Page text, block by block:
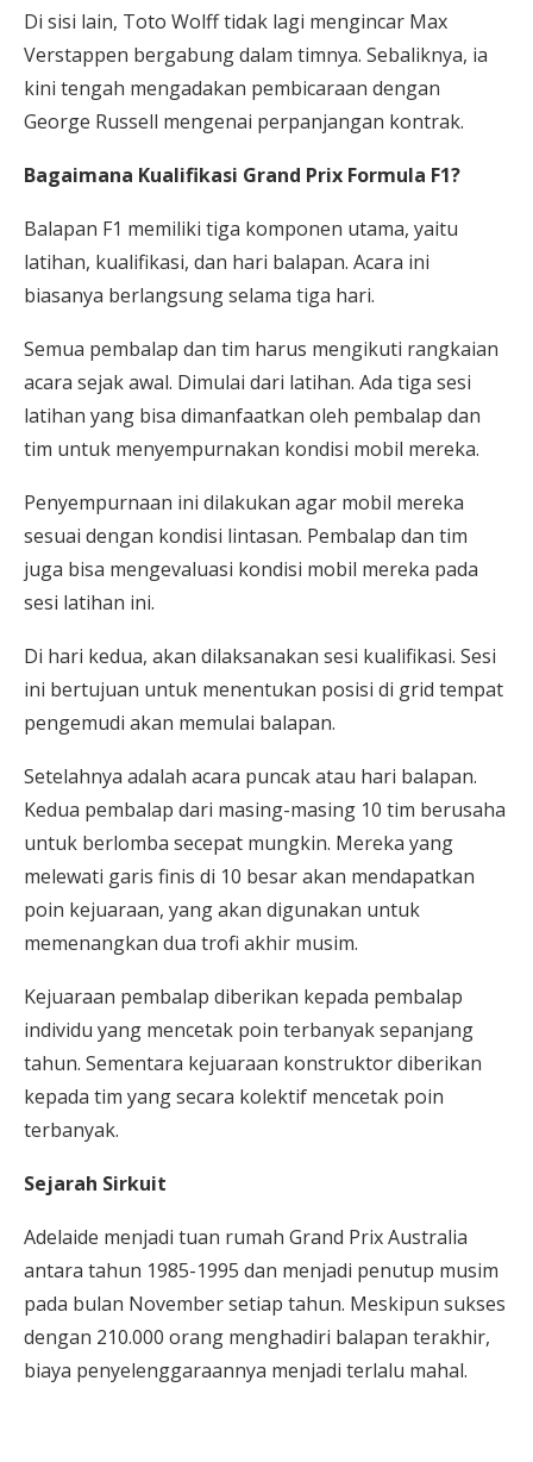
Di sisi lain, Toto Wolff tidak lagi mengincar Max
Verstappen bergabung dalam timnya. Sebaliknya, ia
kini tengah mengadakan pembicaraan dengan
George Russell mengenai perpanjangan kontrak.
Bagaimana Kualifikasi Grand Prix Formula F1?
Balapan F1 memiliki tiga komponen utama, yaitu
latihan, kualifikasi, dan hari balapan. Acara ini
biasanya berlangsung selama tiga hari.
Semua pembalap dan tim harus mengikuti rangkaian
acara sejak awal. Dimulai dari latihan. Ada tiga sesi
latihan yang bisa dimanfaatkan oleh pembalap dan
tim untuk menyempurnakan kondisi mobil mereka.
Penyempurnaan ini dilakukan agar mobil mereka
sesuai dengan kondisi lintasan. Pembalap dan tim
juga bisa mengevaluasi kondisi mobil mereka pada
sesi latihan ini.
Di hari kedua, akan dilaksanakan sesi kualifikasi. Sesi
ini bertujuan untuk menentukan posisi di grid tempat
pengemudi akan memulai balapan.
Setelahnya adalah acara puncak atau hari balapan.
Kedua pembalap dari masing-masing 10 tim berusaha
untuk berlomba secepat mungkin. Mereka yang
melewati garis finis di 10 besar akan mendapatkan
poin kejuaraan, yang akan digunakan untuk
memenangkan dua trofi akhir musim.
Kejuaraan pembalap diberikan kepada pembalap
individu yang mencetak poin terbanyak sepanjang
tahun. Sementara kejuaraan konstruktor diberikan
kepada tim yang secara kolektif mencetak poin
terbanyak.
Sejarah Sirkuit
Adelaide menjadi tuan rumah Grand Prix Australia
antara tahun 1985-1995 dan menjadi penutup musim
pada bulan November setiap tahun. Meskipun sukses
dengan 210.000 orang menghadiri balapan terakhir,
biaya penyelenggaraannya menjadi terlalu mahal.